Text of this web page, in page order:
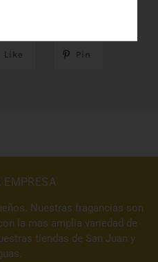
Like Pin
EMPRESA
Nuestras fragancias son
la mas amplia variedad de
tiendas de San Juan y